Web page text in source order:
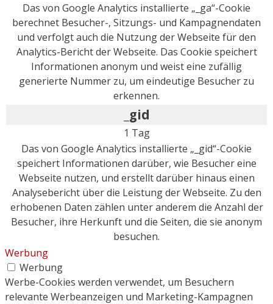
Das von Google Analytics installierte „_ga“-Cookie
berechnet Besucher-, Sitzungs- und Kampagnendaten
und verfolgt auch die Nutzung der Webseite für den
Analytics-Bericht der Webseite. Das Cookie speichert
Informationen anonym und weist eine zufällig
generierte Nummer zu, um eindeutige Besucher zu
erkennen.
_gid
1 Tag
Das von Google Analytics installierte „_gid“-Cookie
speichert Informationen darüber, wie Besucher eine
Webseite nutzen, und erstellt darüber hinaus einen
Analysebericht über die Leistung der Webseite. Zu den
erhobenen Daten zählen unter anderem die Anzahl der
Besucher, ihre Herkunft und die Seiten, die sie anonym
besuchen.
Werbung
Werbung
Werbe-Cookies werden verwendet, um Besuchern
relevante Werbeanzeigen und Marketing-Kampagnen